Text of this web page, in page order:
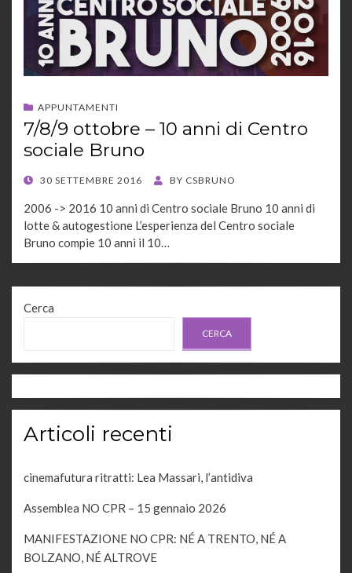
APPUNTAMENTI
7/8/9 ottobre – 10 anni di Centro
sociale Bruno
POSTED
30 SETTEMBRE 2016 BY CSBRUNO
2006 -> 2016 10 anni di Centro sociale Bruno 10 anni di
lotte & autogestione L’esperienza del Centro sociale
Bruno compie 10 anni il 10…
Cerca
CERCA
Articoli recenti
cinemafutura ritratti: Lea Massari, l’antidiva
Assemblea NO CPR – 15 gennaio 2026
MANIFESTAZIONE NO CPR: NÉ A TRENTO, NÉ A
BOLZANO, NÉ ALTROVE